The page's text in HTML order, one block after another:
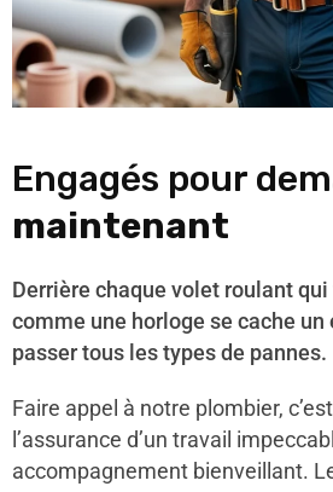
Engagés pour
maintenant
Derrière chaque volet roulant
comme une horloge se cache un
passer tous les types de pannes.
Faire appel à notre plombier,
l’assurance d’un travail
accompagnement bienveillant.